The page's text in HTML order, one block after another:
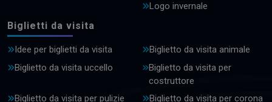
Logo invernale
Biglietti da visita
Idee per biglietti da visita
Biglietto da visita animale
Biglietto da visita uccello
Biglietto da visita per
costruttore
Biglietto da visita per pulizie
Biglietto da visita per corona